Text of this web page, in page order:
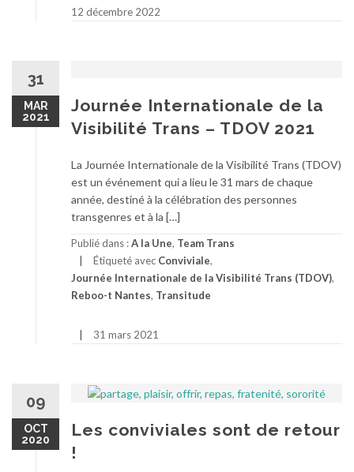
12 décembre 2022
31
MAR
2021
Journée Internationale de la
Visibilité Trans – TDOV 2021
La Journée Internationale de la Visibilité Trans (TDOV)
est un événement qui a lieu le 31 mars de chaque
année, destiné à la célébration des personnes
transgenres et à la […]
Publié dans :A la Une, Team Trans
Étiqueté avec Conviviale,
Journée Internationale de la Visibilité Trans (TDOV),
Reboo-t Nantes, Transitude
31 mars 2021
09
OCT
2020
Les conviviales sont de retour
!